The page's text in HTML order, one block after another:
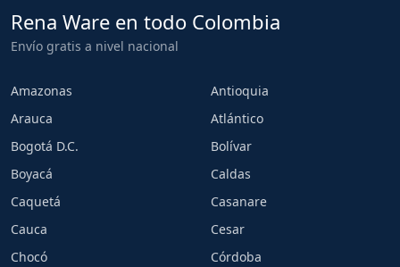
Rena Ware en todo Colombia
Envío gratis a nivel nacional
Amazonas
Antioquia
Arauca
Atlántico
Bogotá D.C.
Bolívar
Boyacá
Caldas
Caquetá
Casanare
Cauca
Cesar
Chocó
Córdoba